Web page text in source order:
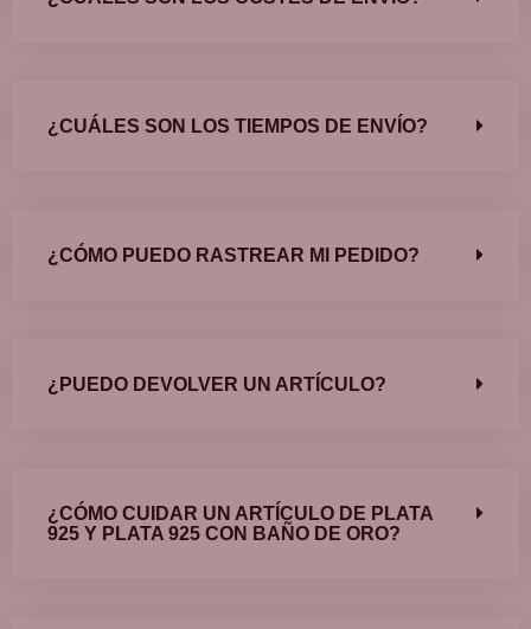
¿CUÁLES SON LOS TIEMPOS DE ENVÍO?
¿CÓMO PUEDO RASTREAR MI PEDIDO?
¿PUEDO DEVOLVER UN ARTÍCULO?
¿CÓMO CUIDAR UN ARTÍCULO DE PLATA
925 Y PLATA 925 CON BAÑO DE ORO?